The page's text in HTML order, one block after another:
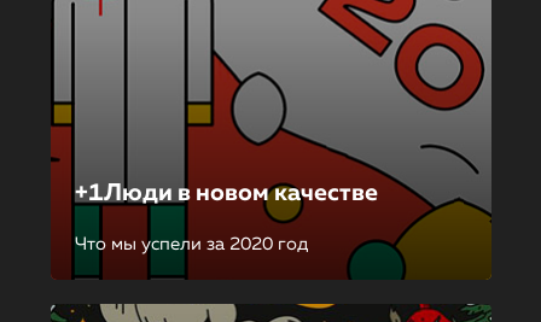
+1Люди в новом качестве
Что мы успели за 2020 год